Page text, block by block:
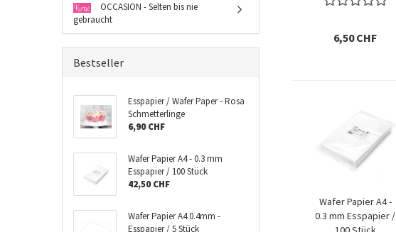
6,50 CHF
Wafer Papier A4 -
0.3 mm Esspapier /
OCCASION - Selten bis nie
gebraucht
Bestseller
Esspapier / Wafer Paper - Rosa
Schmetterlinge
6,90 CHF
Wafer Papier A4 - 0.3 mm
Esspapier / 100 Stück
42,50 CHF
Wafer Papier A4 0.4mm -
Esspapier / 5 Stück